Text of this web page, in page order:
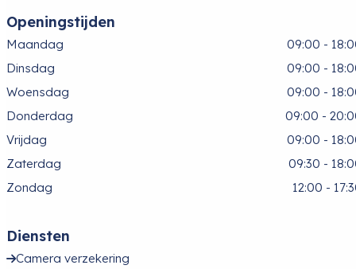
Openingstijden
Maandag
09:00 -
Dinsdag
09:00 -
Woensdag
09:00 -
Donderdag
09:00 -
Vrijdag
09:00 -
Zaterdag
09:30 -
Zondag
12:00 -
Diensten
Camera verzekering